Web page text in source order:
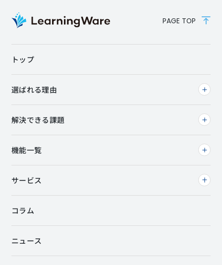
PAGE TOP
トップ
選ばれる理由
解決できる課題
コラム
ニュース
機能一覧
サービス